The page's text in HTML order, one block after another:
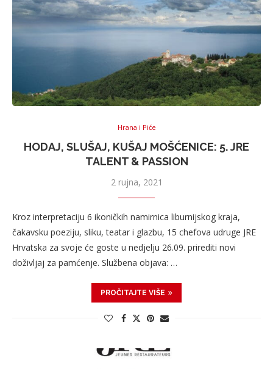
Hrana i Piće
HODAJ, SLUŠAJ, KUŠAJ MOŠĆENICE: 5. JRE
TALENT & PASSION
2 rujna, 2021
Kroz interpretaciju 6 ikoničkih namirnica liburnijskog kraja,
čakavsku poeziju, sliku, teatar i glazbu, 15 chefova udruge JRE
Hrvatska za svoje će goste u nedjelju 26.09. prirediti novi
doživljaj za pamćenje. Službena objava: …
PROČITAJTE VIŠE